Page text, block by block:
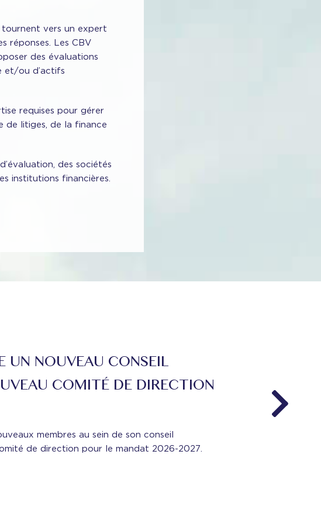
tournent vers un expert
réponses. Les CBV
des évaluations
et/ou d’actifs
requises pour gérer
de litiges, de la finance
des sociétés
institutions financières.
2026
de l’évaluation d’entreprises se sont joints à l’Institut
CONNECT 2026. Pour celles et ceux qui n’ont pu y assister,
abordés et ...